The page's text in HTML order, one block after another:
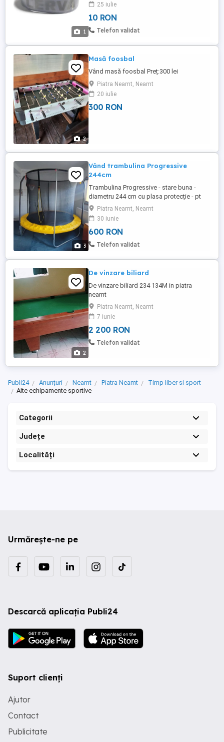
1
sporturi de iarnă etc. Lungime 30 cm buc.
Un produs NOU, modern, calitativ, durabil
și practic utilizatorului. Prețul (fix) este de
25 iulie
10 RON
Telefon validat
2
Masă foosbal
Vând masă foosbal Preț:300 lei
Piatra Neamt, Neamt
20 iulie
300 RON
3
Vând trambulina Progressive
244cm
Trambulina Progressive - stare buna -
diametru 244 cm cu plasa protecție - pt
greutate max 150 kg
Piatra Neamt, Neamt
30 iunie
600 RON
Telefon validat
2
De vinzare biliard
De vinzare biliard 234 134M in piatra
neamt
Piatra Neamt, Neamt
7 iunie
2 200 RON
Telefon validat
Publi24 Anunțuri Neamt Piatra Neamt
Timp liber si sport
Alte echipamente sportive
Categorii
Județe
Localități
Urmărește-ne pe
Descarcă aplicația Publi24
Suport clienți
Ajutor
Contact
Publicitate